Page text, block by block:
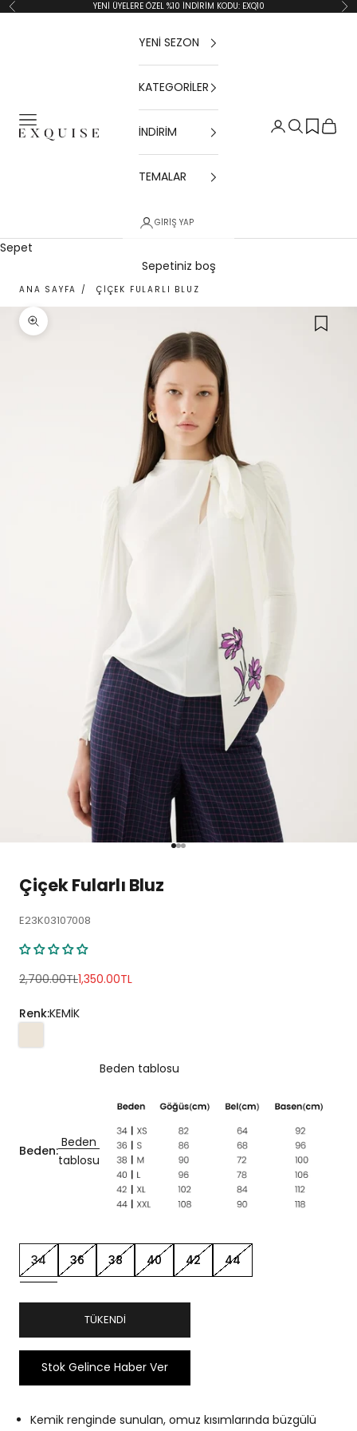
İçeriğe geç
Geri YENİ ÜYELERE ÖZEL %10 İNDİRİM KODU: EXQ10
Menü
Exquise TR
Giriş Yap
Ara Sepet
YENİ SEZON
KATEGORİLER
İNDİRİM
TEMALAR
GIRIŞ YAP
Sepet
Sepetiniz boş
ANA SAYFA / ÇIÇEK FULARLI BLUZ
Yakınlaştır
1 ögesine git
2 ögesine git
3 ögesine git
Çiçek Fularlı Bluz
E23K03107008
Normal fiyat
2,700.00TLİndirimli fiyat
1,350.00TL
Renk:KEMİK
Beden:
Beden
tablosu
Beden tablosu
34 36 38 40 42 44
TÜKENDI
Stok Gelince Haber Ver
Kemik renginde sunulan, omuz kısımlarında büzgülü